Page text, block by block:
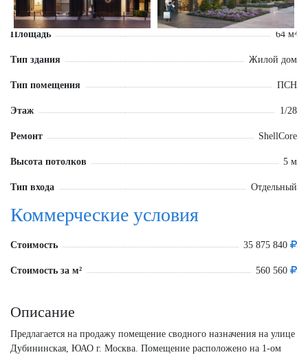
Площадь 64 м²
Тип здания Жилой дом
Тип помещения ПСН
Этаж 1/28
Ремонт ShellCore
Высота потолков 5 м
Тип входа Отдельный
Коммерческие условия
Стоимость 35 875 840
Стоимость за м² 560 560
Описание
Предлагается на продажу помещение сводного назначения на улице
Дубининская, ЮАО г. Москва. Помещение расположено на 1-ом